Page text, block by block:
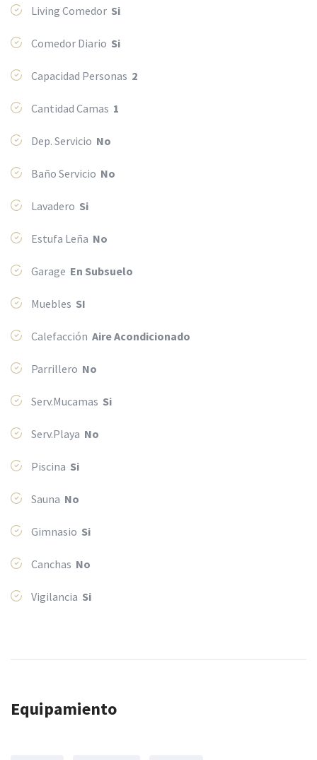
Living Comedor Si
Comedor Diario Si
Capacidad Personas 2
Cantidad Camas 1
Dep. Servicio No
Baño Servicio No
Lavadero Si
Estufa Leña No
Garage En Subsuelo
Muebles SI
Calefacción Aire Acondicionado
Parrillero No
Serv.Mucamas Si
Serv.Playa No
Piscina Si
Sauna No
Gimnasio Si
Canchas No
Vigilancia Si
Equipamiento